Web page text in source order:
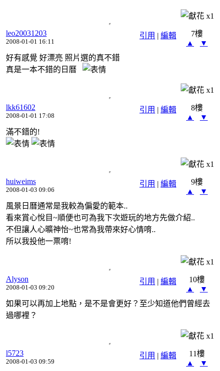
x1
引用 | 編輯
leo20031203
2008-01-01 16:11
7樓
▲
▼
好有感覺 好漂亮 照片選的真不錯
真是一本不錯的日曆
x1
引用 | 編輯
lkk61602
2008-01-01 17:08
8樓
▲
▼
滿不錯的!
x1
引用 | 編輯
huiweims
2008-01-03 09:06
9樓
▲
▼
風景日曆通常是我較為偏愛的範本..
看來賞心悅目~順便也可為我下次遊玩的地方先做介紹..
不但讓人心曠神怡~也常為我帶來好心情唷..
所以我投他一票唷!
x1
引用 | 編輯
Alyson
2008-01-03 09:20
10樓
▲
▼
如果可以再加上地點，是不是會更好？至少知道他們曾經去
過哪裡？
x1
引用 | 編輯
l5723
2008-01-03 09:59
11樓
▲
▼